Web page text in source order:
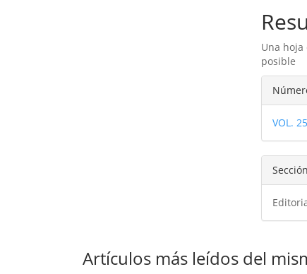
Una hoja
posible
del
VOL.
Sección
Artículos más leídos del